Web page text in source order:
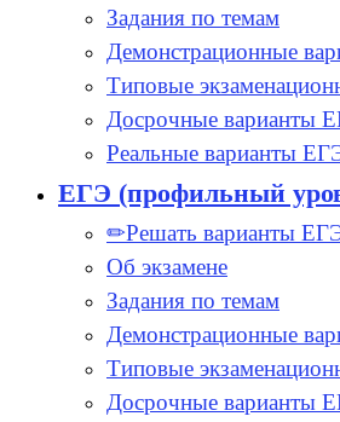
Задания по темам
Демонстрационные
Типовые
Досрочные варианты
Реальные варианты
ЕГЭ (профильный
✏Решать варианты
Об экзамене
Задания по темам
Демонстрационные
Типовые
Досрочные варианты